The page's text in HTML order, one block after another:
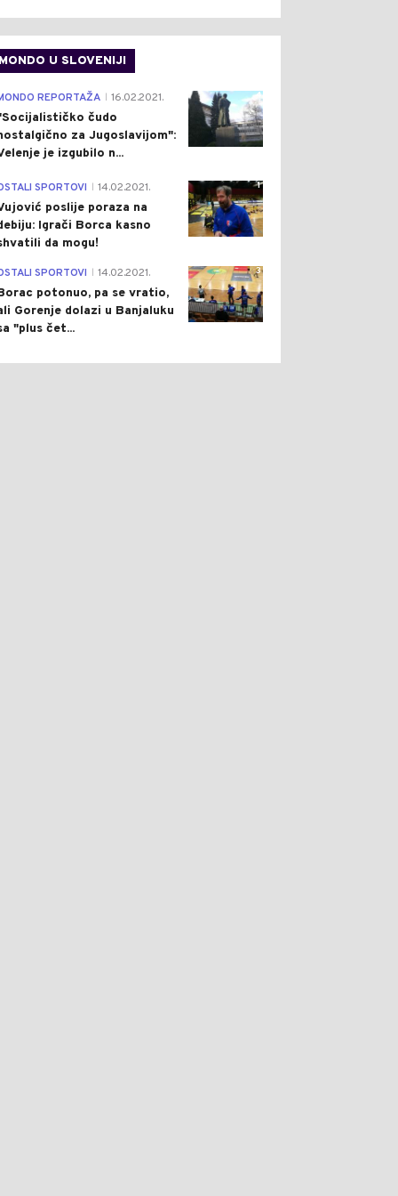
MONDO U SLOVENIJI
4
REPORTAŽA 16.02.2021.
čudo
za Jugoslavijom":
je izgubilo n...
1
SPORTOVI 14.02.2021.
poslije poraza na
Igrači Borca kasno
da mogu!
3
SPORTOVI 14.02.2021.
potonuo, pa se vratio,
Gorenje dolazi u Banjaluku
"plus čet...